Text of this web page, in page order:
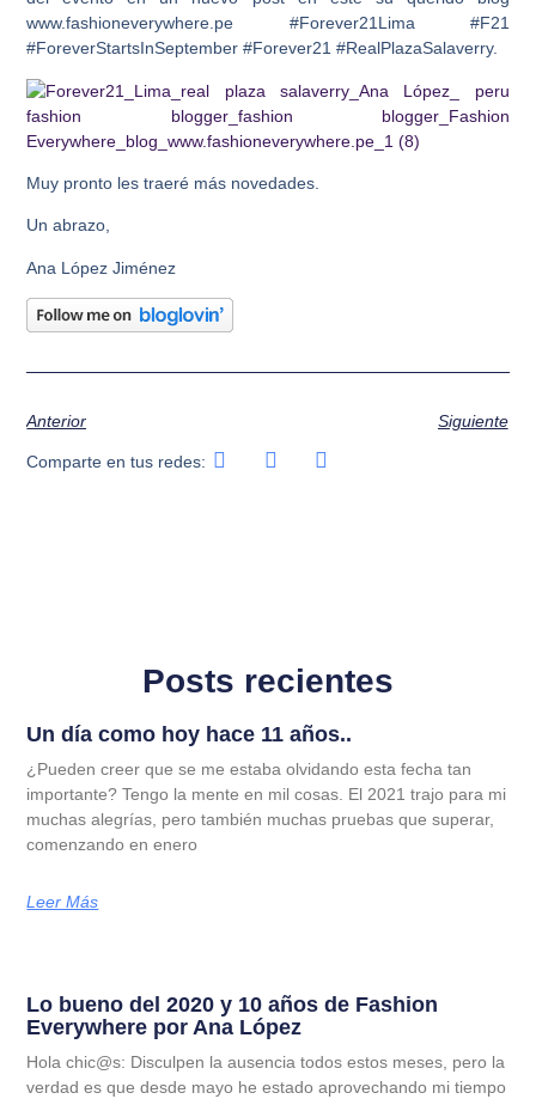
www.fashioneverywhere.pe #Forever21Lima #F21
#ForeverStartsInSeptember #Forever21 #RealPlazaSalaverry.
Muy pronto les traeré más novedades.
Un abrazo,
Ana López Jiménez
Anterior Siguiente
Comparte en tus redes:
Posts recientes
Un día como hoy hace 11 años..
¿Pueden creer que se me estaba olvidando esta fecha tan
importante? Tengo la mente en mil cosas. El 2021 trajo para mi
muchas alegrías, pero también muchas pruebas que superar,
comenzando en enero
Leer Más
Lo bueno del 2020 y 10 años de Fashion
Everywhere por Ana López
Hola chic@s: Disculpen la ausencia todos estos meses, pero la
verdad es que desde mayo he estado aprovechando mi tiempo